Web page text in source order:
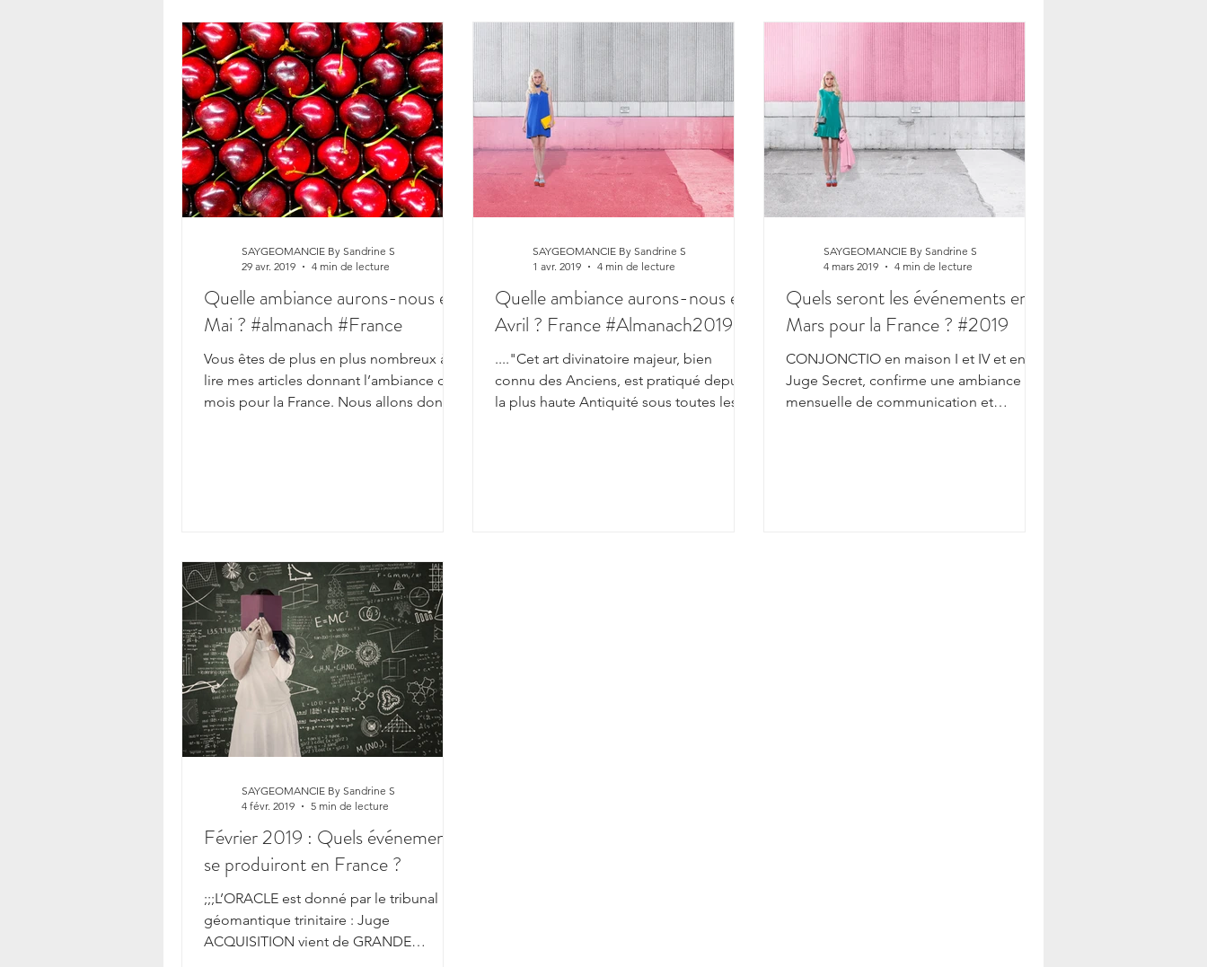
Quelle ambiance aurons-nous en
Mai ? #almanach #France
Vous êtes de plus en plus nombreux à
lire mes articles donnant l’ambiance du
mois pour la France. Nous allons donc
SAYGEOMANCIE By Sandrine S
29 avr. 2019
4 min de lecture
Quelle ambiance aurons-nous en
Avril ? France #Almanach2019
...."Cet art divinatoire majeur, bien
connu des Anciens, est pratiqué depuis
la plus haute Antiquité sous toutes les
SAYGEOMANCIE By Sandrine S
1 avr. 2019
4 min de lecture
Quels seront les événements en
Mars pour la France ? #2019
CONJONCTIO en maison I et IV et en
Juge Secret, confirme une ambiance
mensuelle de communication et
SAYGEOMANCIE By Sandrine S
4 mars 2019
4 min de lecture
Février 2019 : Quels événements
se produiront en France ?
;;;L’ORACLE est donné par le tribunal
géomantique trinitaire : Juge
ACQUISITION vient de GRANDE
SAYGEOMANCIE By Sandrine S
4 févr. 2019
5 min de lecture